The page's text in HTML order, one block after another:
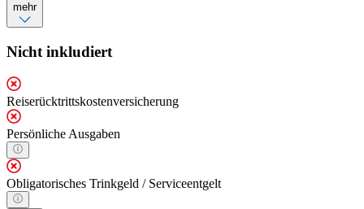
mehr
Nicht inkludiert
Reiserücktrittskostenversicherung
Persönliche Ausgaben
Obligatorisches Trinkgeld / Serviceentgelt